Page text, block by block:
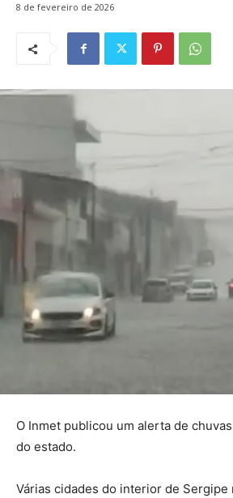
8 de fevereiro de 2026
O Inmet publicou um alerta de
do estado.
Várias cidades do interior de